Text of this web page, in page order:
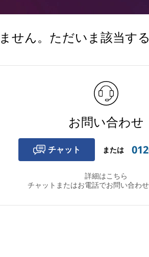
せん。ただいま該当す
お問い合わせ
チャット または
詳細はこちら
チャットまたはお電話でお問い合わせ